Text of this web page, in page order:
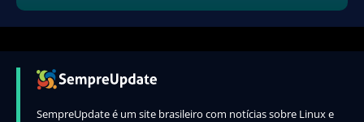
SempreUpdate é um site brasileiro com notícias sobre Linux e